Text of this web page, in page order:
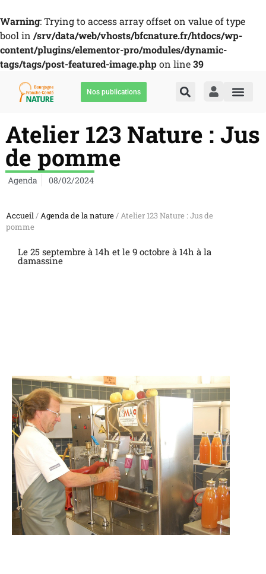
Warning: Trying to access array offset on value of type
bool in /srv/data/web/vhosts/bfcnature.fr/htdocs/wp-
content/plugins/elementor-pro/modules/dynamic-
tags/tags/post-featured-image.phpon line39
Nos publications
Atelier 123 Nature : Jus
de pomme
Agenda 08/02/2024
Accueil/Agenda de la nature/ Atelier 123 Nature : Jus de
pomme
Le 25 septembre à 14h et le 9 octobre à 14h à la
damassine